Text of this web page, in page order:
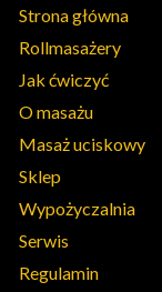
Strona główna
Rollmasażery
Jak ćwiczyć
O masażu
Masaż uciskowy
Sklep
Wypożyczalnia
Serwis
Regulamin